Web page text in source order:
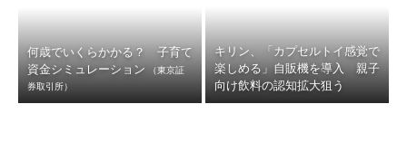
何歳でいくらかかる？ 子育て
資金シミュレーション
（東京証
券取引所）
キリン、「カプセルトイ感覚で
楽しめる」自販機を導入 親子
向け飲料の認知拡大狙う